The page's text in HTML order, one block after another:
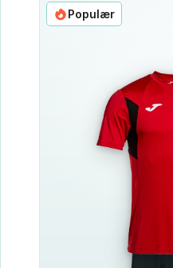
Populær